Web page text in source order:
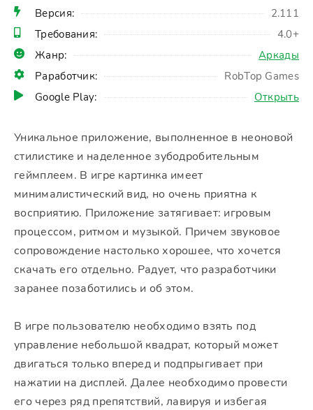
Версия:
2.111
Требования:
4.0+
Жанр:
Аркады
Раработчик:
RobTop Games
Google Play:
Открыть
Уникальное приложение, выполненное в неоновой
стилистике и наделенное зубодробительным
геймплеем. В игре картинка имеет
минималистический вид, но очень приятна к
восприятию. Приложение затягивает: игровым
процессом, ритмом и музыкой. Причем звуковое
сопровождение настолько хорошее, что хочется
скачать его отдельно. Радует, что разработчики
заранее позаботились и об этом.
В игре пользователю необходимо взять под
управление небольшой квадрат, который может
двигаться только вперед и подпрыгивает при
нажатии на дисплей. Далее необходимо провести
его через ряд препятствий, лавируя и избегая